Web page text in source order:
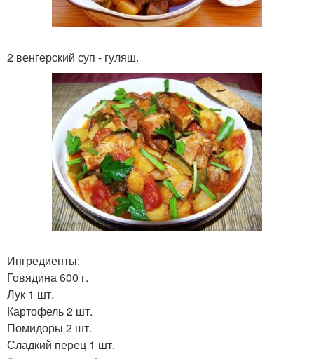
2 венгерский суп - гуляш.
Ингредиенты:
Говядина 600 г.
Лук 1 шт.
Картофель 2 шт.
Помидоры 2 шт.
Сладкий перец 1 шт.